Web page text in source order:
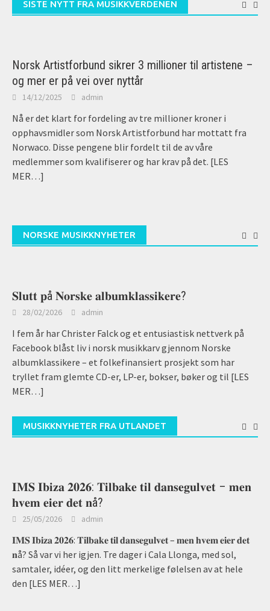
SISTE NYTT FRA MUSIKKVERDENEN
Norsk Artistforbund sikrer 3 millioner til artistene –
og mer er på vei over nyttår
14/12/2025 admin
Nå er det klart for fordeling av tre millioner kroner i
opphavsmidler som Norsk Artistforbund har mottatt fra
Norwaco. Disse pengene blir fordelt til de av våre
medlemmer som kvalifiserer og har krav på det. [LES
MER…]
NORSKE MUSIKKNYHETER
𝐒𝐥𝐮𝐭𝐭 𝐩å 𝐍𝐨𝐫𝐬𝐤𝐞 𝐚𝐥𝐛𝐮𝐦𝐤𝐥𝐚𝐬𝐬𝐢𝐤𝐞𝐫𝐞?
28/02/2026 admin
I fem år har Christer Falck og et entusiastisk nettverk på
Facebook blåst liv i norsk musikkarv gjennom Norske
albumklassikere – et folkefinansiert prosjekt som har
tryllet fram glemte CD-er, LP-er, bokser, bøker og til [LES
MER…]
MUSIKKNYHETER FRA UTLANDET
𝐈𝐌𝐒 𝐈𝐛𝐢𝐳𝐚 𝟐𝟎𝟐𝟔: 𝐓𝐢𝐥𝐛𝐚𝐤𝐞 𝐭𝐢𝐥 𝐝𝐚𝐧𝐬𝐞𝐠𝐮𝐥𝐯𝐞𝐭 – 𝐦𝐞𝐧
𝐡𝐯𝐞𝐦 𝐞𝐢𝐞𝐫 𝐝𝐞𝐭 𝐧å?
25/05/2026 admin
𝐈𝐌𝐒 𝐈𝐛𝐢𝐳𝐚 𝟐𝟎𝟐𝟔: 𝐓𝐢𝐥𝐛𝐚𝐤𝐞 𝐭𝐢𝐥 𝐝𝐚𝐧𝐬𝐞𝐠𝐮𝐥𝐯𝐞𝐭 – 𝐦𝐞𝐧 𝐡𝐯𝐞𝐦 𝐞𝐢𝐞𝐫 𝐝𝐞𝐭
𝐧å? Så var vi her igjen. Tre dager i Cala Llonga, med sol,
samtaler, idéer, og den litt merkelige følelsen av at hele
den [LES MER…]